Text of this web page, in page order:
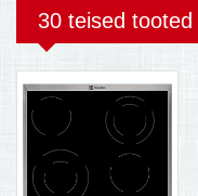
30 teised